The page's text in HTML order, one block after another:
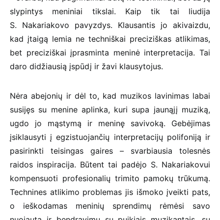
slypintys meniniai tikslai. Kaip tik tai liudija
S. Nakariakovo pavyzdys. Klausantis jo akivaizdu,
kad įtaigą lemia ne techniškai preciziškas atlikimas,
bet preciziškai įprasminta meninė interpretacija. Tai
daro didžiausią įspūdį ir žavi klausytojus.
Nėra abejonių ir dėl to, kad muzikos lavinimas labai
susijęs su menine aplinka, kuri supa jaunąjį muziką,
ugdo jo mąstymą ir meninę savivoką. Gebėjimas
įsiklausyti į egzistuojančių interpretacijų polifoniją ir
pasirinkti teisingas gaires – svarbiausia tolesnės
raidos inspiracija. Būtent tai padėjo S. Nakariakovui
kompensuoti profesionalių trimito pamokų trūkumą.
Technines atlikimo problemas jis išmoko įveikti pats,
o ieškodamas meninių sprendimų rėmėsi savo